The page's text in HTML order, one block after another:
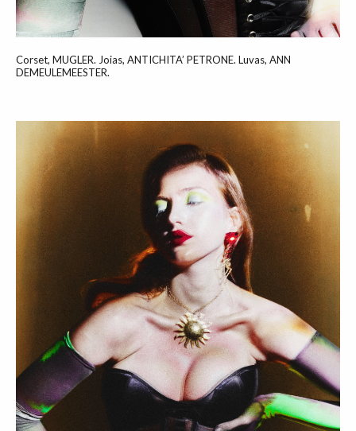
Corset, MUGLER. Joias, ANTICHITA’ PETRONE. Luvas, ANN
DEMEULEMEESTER.